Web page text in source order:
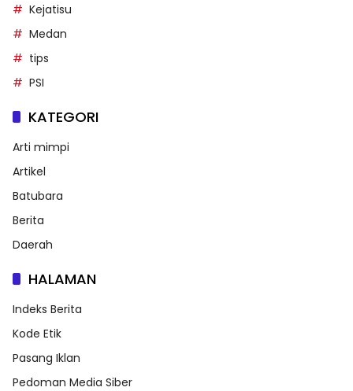
Kejatisu
Medan
tips
PSI
KATEGORI
Arti mimpi
Artikel
Batubara
Berita
Daerah
HALAMAN
Indeks Berita
Kode Etik
Pasang Iklan
Pedoman Media Siber